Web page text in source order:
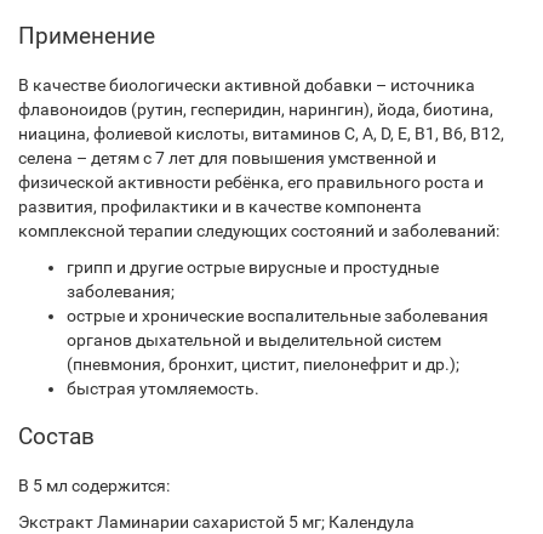
Применение
В качестве биологически активной добавки – источника
флавоноидов (рутин, гесперидин, нарингин), йода, биотина,
ниацина, фолиевой кислоты, витаминов С, А, D, Е, В1, В6, В12,
селена – детям с 7 лет для повышения умственной и
физической активности ребёнка, его правильного роста и
развития, профилактики и в качестве компонента
комплексной терапии следующих состояний и заболеваний:
грипп и другие острые вирусные и простудные
заболевания;
острые и хронические воспалительные заболевания
органов дыхательной и выделительной систем
(пневмония, бронхит, цистит, пиелонефрит и др.);
быстрая утомляемость.
Состав
В 5 мл содержится:
Экстракт Ламинарии сахаристой 5 мг; Календула